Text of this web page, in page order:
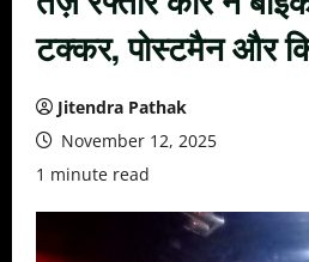
टक्कर, पोस्टमैन और
Jitendra Pathak
November 12, 2025
1 minute read